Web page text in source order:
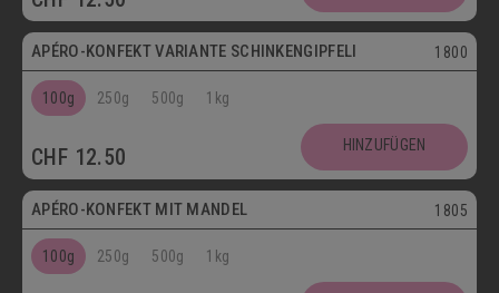
APÉRO-KONFEKT VARIANTE SCHINKENGIPFELI 1800
100g 250g 500g 1kg
CHF 12.50 HINZUFÜGEN
Vegetarisch
APÉRO-KONFEKT MIT MANDEL 1805
100g 250g 500g 1kg